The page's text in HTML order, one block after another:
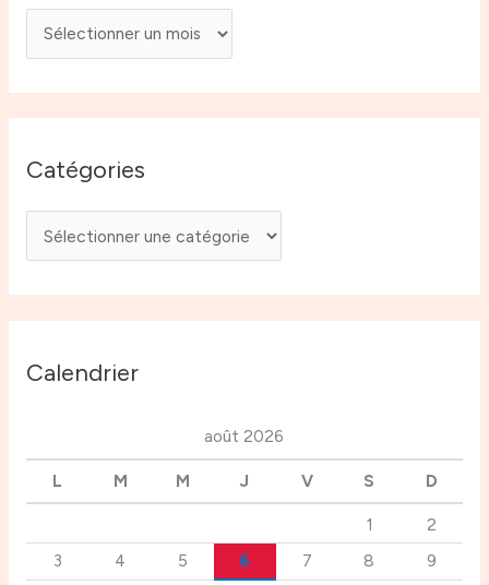
Catégories
Calendrier
août 2026
L M M J V S D
1
2
3
4 5 6 7 8
9